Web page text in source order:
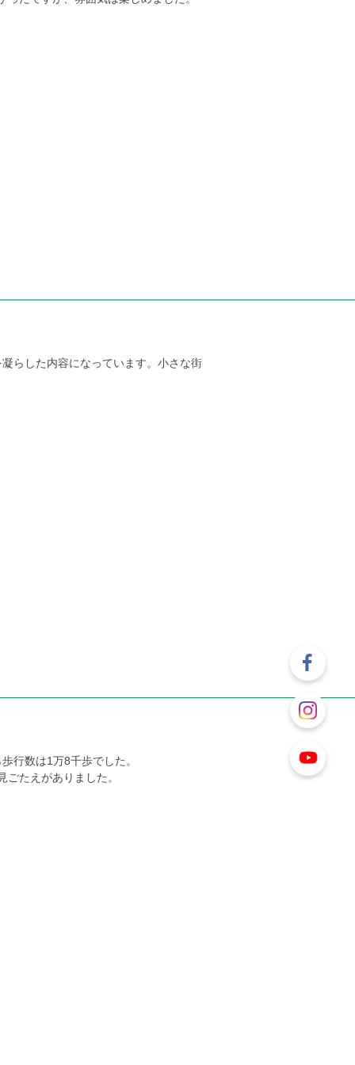
らした内容になっています。小さな街
行数は1万8千歩でした。
たえがありました。